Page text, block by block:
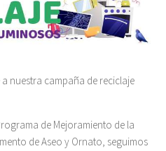
nuestra campaña de reciclaje
de Mejoramiento de la
de Aseo y Ornato, seguimos